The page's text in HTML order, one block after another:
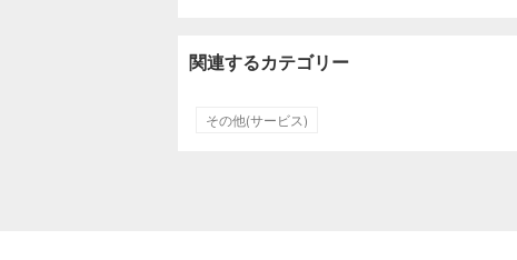
関連するカテゴリー
その他(サービス)